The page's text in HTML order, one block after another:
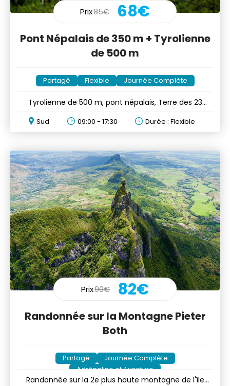
Prix85€ 68€
Pont Népalais de 350 m + Tyrolienne
de 500 m
Partagé Flexible Journée Complète
Tyrolienne de 500 m, pont népalais, Terre des 23
Sud 09:00 - 17:30 Durée : Flexible
Prix90€ 82€
Randonnée sur la Montagne Pieter
Both
Partagé
Journée Complète
Adrénaline et Aventure
Randonnée sur la 2e plus haute montagne de l'île